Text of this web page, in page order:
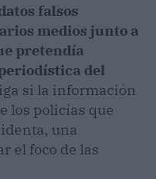
falsos
medios junto a
pretendía
del
si la información
los policías que
una
el foco de las